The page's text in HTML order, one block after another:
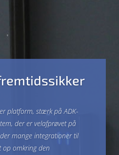
platform, stærk på ADK-
der er velafprøvet på
mange integrationer til
op omkring den